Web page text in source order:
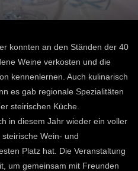
konnten an den Ständen der 40
Weine verkosten und die
kennenlernen. Auch kulinarisch
es gab regionale Spezialitäten
steirischen Küche.
in diesem Jahr wieder ein voller
Wein- und
Platz hat. Die Veranstaltung
um gemeinsam mit Freunden